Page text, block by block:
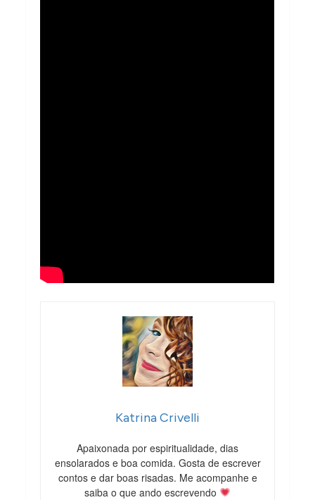
Katrina Crivelli
Apaixonada por espiritualidade, dias
ensolarados e boa comida. Gosta de escrever
contos e dar boas risadas. Me acompanhe e
saiba o que ando escrevendo